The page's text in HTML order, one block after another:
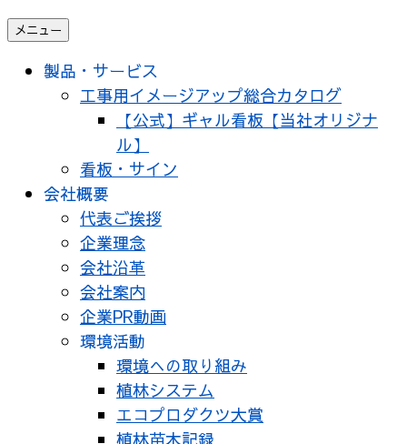
メニュー
製品・サービス
工事用イメージアップ総合カタログ
【公式】ギャル看板【当社オリジナ
ル】
看板・サイン
会社概要
代表ご挨拶
企業理念
会社沿革
会社案内
企業PR動画
環境活動
環境への取り組み
植林システム
エコプロダクツ大賞
植林苗木記録